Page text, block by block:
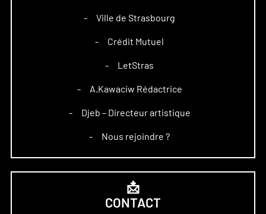
– Ville de Strasbourg
– Crédit Mutuel
– LetStras
– A.Kawaciw Rédactrice
– Djeb – Directeur artistique
– Nous rejoindre ?
📩
CONTACT